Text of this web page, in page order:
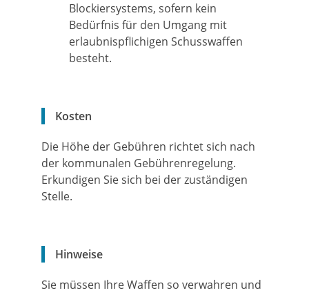
Blockiersystems, sofern kein
Bedürfnis für den Umgang mit
erlaubnispflichigen Schusswaffen
besteht.
Kosten
Die Höhe der Gebühren richtet sich nach
der kommunalen Gebührenregelung.
Erkundigen Sie sich bei der zuständigen
Stelle.
Hinweise
Sie müssen Ihre Waffen so verwahren und